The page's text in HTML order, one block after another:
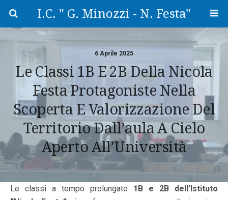
I.C. " G. Minozzi - N. Festa"
6 Aprile 2025
Le Classi 1B E 2B Della Nicola
Festa Protagoniste Nella
Scoperta E Valorizzazione Del
Territorio Dall’aula A Cielo
Aperto All’Università
Le classi a tempo prolungato 1B e 2B dell’Istituto